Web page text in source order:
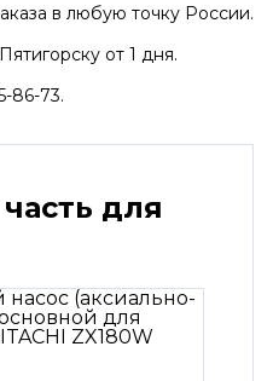
в любую точку России.
от 1 дня.
86-73.
для